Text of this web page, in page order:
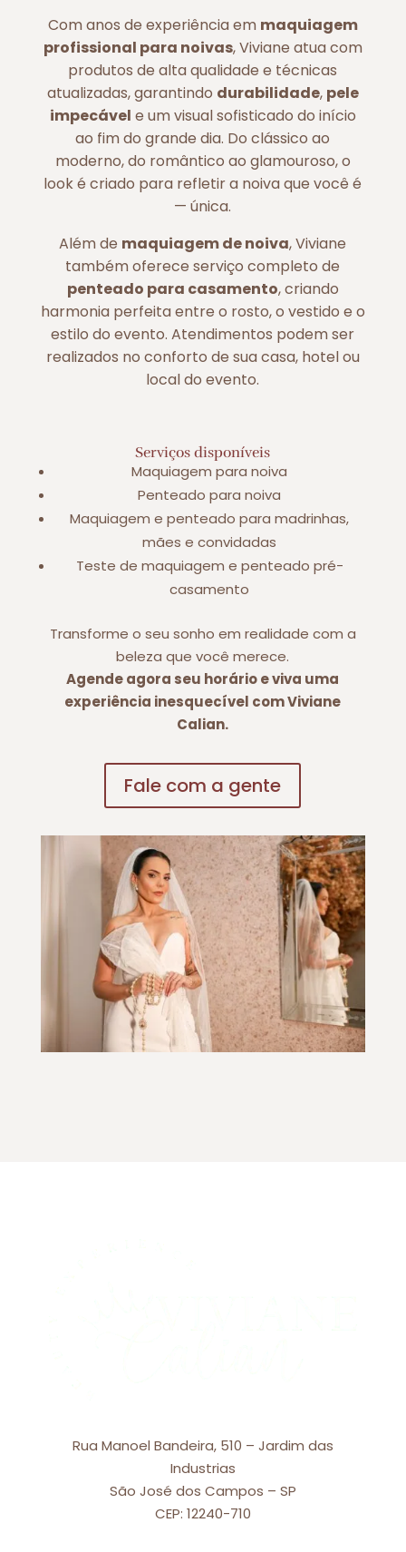
Com anos de experiência em maquiagem
profissional para noivas, Viviane atua com
produtos de alta qualidade e técnicas
atualizadas, garantindo durabilidade, pele
impecável e um visual sofisticado do início
ao fim do grande dia. Do clássico ao
moderno, do romântico ao glamouroso, o
look é criado para refletir a noiva que você é
— única.
Além de maquiagem de noiva, Viviane
também oferece serviço completo de
penteado para casamento, criando
harmonia perfeita entre o rosto, o vestido e o
estilo do evento. Atendimentos podem ser
realizados no conforto de sua casa, hotel ou
local do evento.
Serviços disponíveis
Maquiagem para noiva
Penteado para noiva
Maquiagem e penteado para madrinhas,
mães e convidadas
Teste de maquiagem e penteado pré-
casamento
Transforme o seu sonho em realidade com a
beleza que você merece.
Agende agora seu horário e viva uma
experiência inesquecível com Viviane
Calian.
Fale com a gente
Rua Manoel Bandeira, 510 – Jardim das
Industrias
São José dos Campos – SP
CEP: 12240-710